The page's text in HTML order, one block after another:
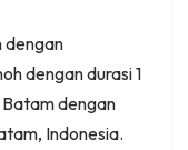
dengan
dengan durasi 1
Batam dengan
Indonesia.